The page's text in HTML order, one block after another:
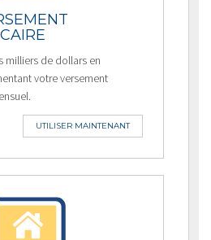
milliers de dollars en
votre versement
UTILISER MAINTENANT